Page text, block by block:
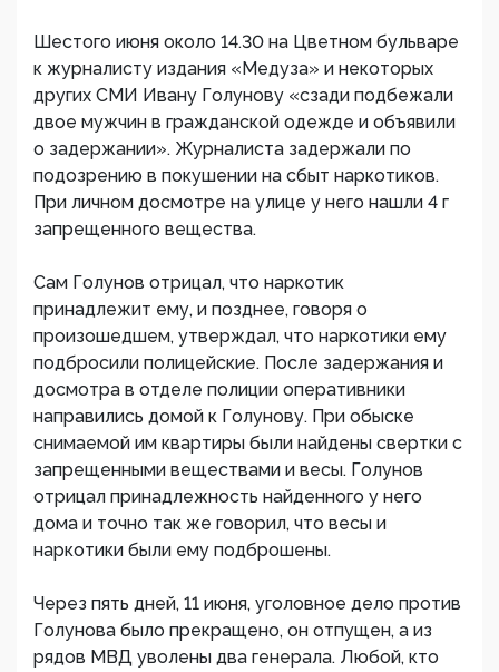
Шестого июня около 14.30 на Цветном бульваре
к журналисту издания «Медуза» и некоторых
других СМИ Ивану Голунову «сзади подбежали
двое мужчин в гражданской одежде и объявили
о задержании». Журналиста задержали по
подозрению в покушении на сбыт наркотиков.
При личном досмотре на улице у него нашли 4 г
запрещенного вещества.
Сам Голунов отрицал, что наркотик
принадлежит ему, и позднее, говоря о
произошедшем, утверждал, что наркотики ему
подбросили полицейские. После задержания и
досмотра в отделе полиции оперативники
направились домой к Голунову. При обыске
снимаемой им квартиры были найдены свертки с
запрещенными веществами и весы. Голунов
отрицал принадлежность найденного у него
дома и точно так же говорил, что весы и
наркотики были ему подброшены.
Через пять дней, 11 июня, уголовное дело против
Голунова было прекращено, он отпущен, а из
рядов МВД уволены два генерала. Любой, кто